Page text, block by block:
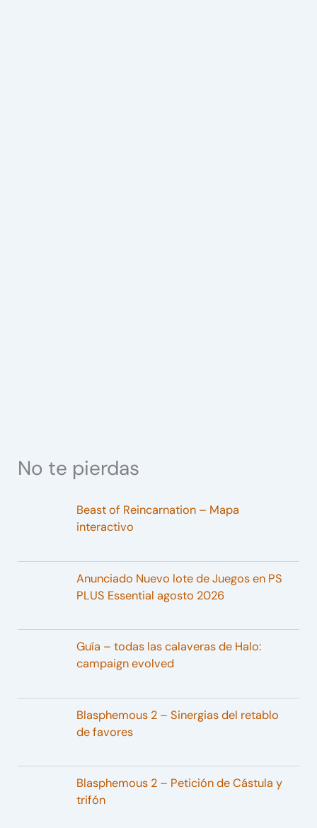
No te pierdas
Beast of Reincarnation – Mapa
interactivo
Anunciado Nuevo lote de Juegos en PS
PLUS Essential agosto 2026
Guía – todas las calaveras de Halo:
campaign evolved
Blasphemous 2 – Sinergias del retablo
de favores
Blasphemous 2 – Petición de Cástula y
trifón